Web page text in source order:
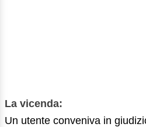
La vicenda:
Un utente conveniva in